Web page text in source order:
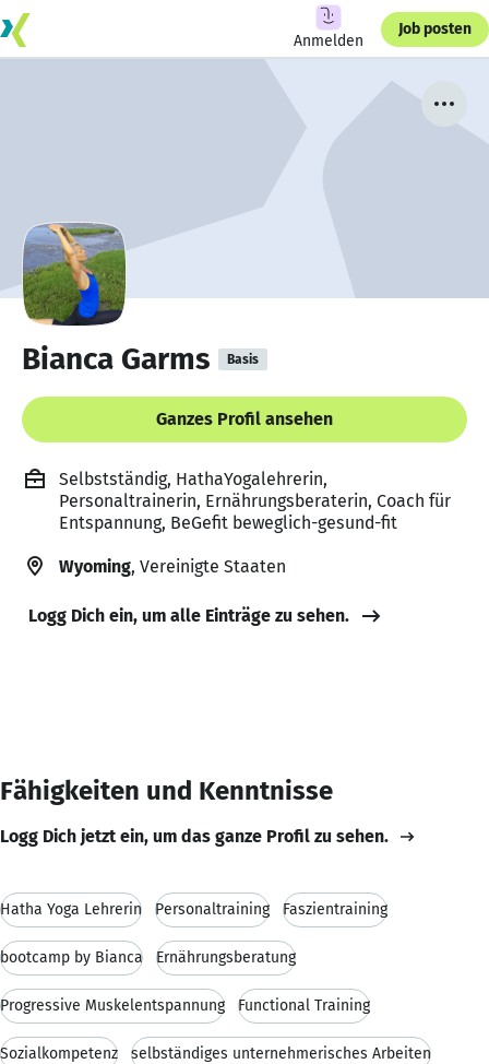
Anmelden
Job posten
Bianca Garms Basis
Ganzes Profil ansehen
Selbstständig, HathaYogalehrerin,
Personaltrainerin, Ernährungsberaterin, Coach für
Entspannung, BeGefit beweglich-gesund-fit
Wyoming, Vereinigte Staaten
Logg Dich ein, um alle Einträge zu sehen.
Fähigkeiten und Kenntnisse
Logg Dich jetzt ein, um das ganze Profil zu sehen.
Hatha Yoga Lehrerin Personaltraining Faszientraining
bootcamp by Bianca Ernährungsberatung
Progressive Muskelentspannung Functional Training
Sozialkompetenz selbständiges unternehmerisches Arbeiten